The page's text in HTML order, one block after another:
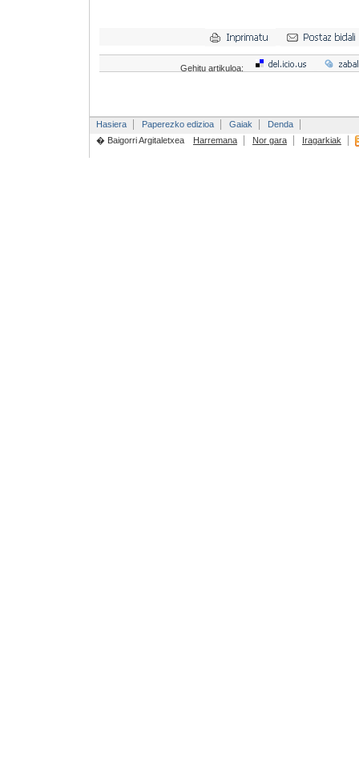
Gehitu artikuloa:
Hasiera Paperezko edizioa Gaiak
Denda
� Baigorri Argitaletxea
Harremana Nor gara Iragarkiak